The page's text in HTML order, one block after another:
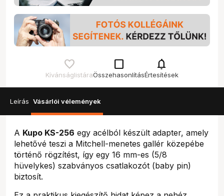
Kívánságlistára
check_box_outline_blank
Összehasonlítás
notifications
Értesítések
Leírás Vásárlói vélemények
A Kupo KS-256 egy acélból készült adapter, amely
lehetővé teszi a Mitchell-menetes gallér közepébe
történő rögzítést, így egy 16 mm-es (5/8
hüvelykes) szabványos csatlakozót (baby pin)
biztosít.